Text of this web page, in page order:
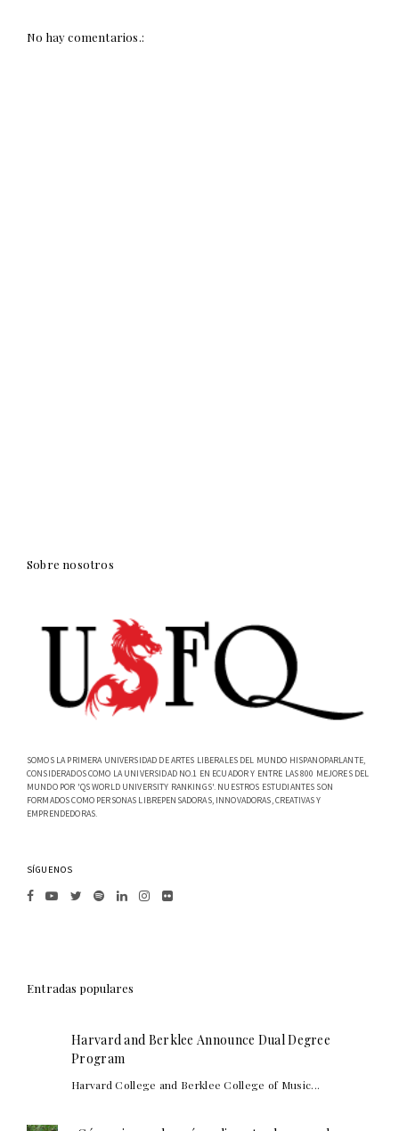
No hay comentarios.:
Sobre nosotros
SOMOS LA PRIMERA UNIVERSIDAD DE ARTES LIBERALES DEL MUNDO HISPANOPARLANTE,
CONSIDERADOS COMO LA UNIVERSIDAD NO.1 EN ECUADOR Y ENTRE LAS 800 MEJORES DEL
MUNDO POR 'QS WORLD UNIVERSITY RANKINGS'. NUESTROS ESTUDIANTES SON
FORMADOS COMO PERSONAS LIBREPENSADORAS, INNOVADORAS, CREATIVAS Y
EMPRENDEDORAS.
SÍGUENOS
Entradas populares
Harvard and Berklee Announce Dual Degree
Program
Harvard College and Berklee College of Music...